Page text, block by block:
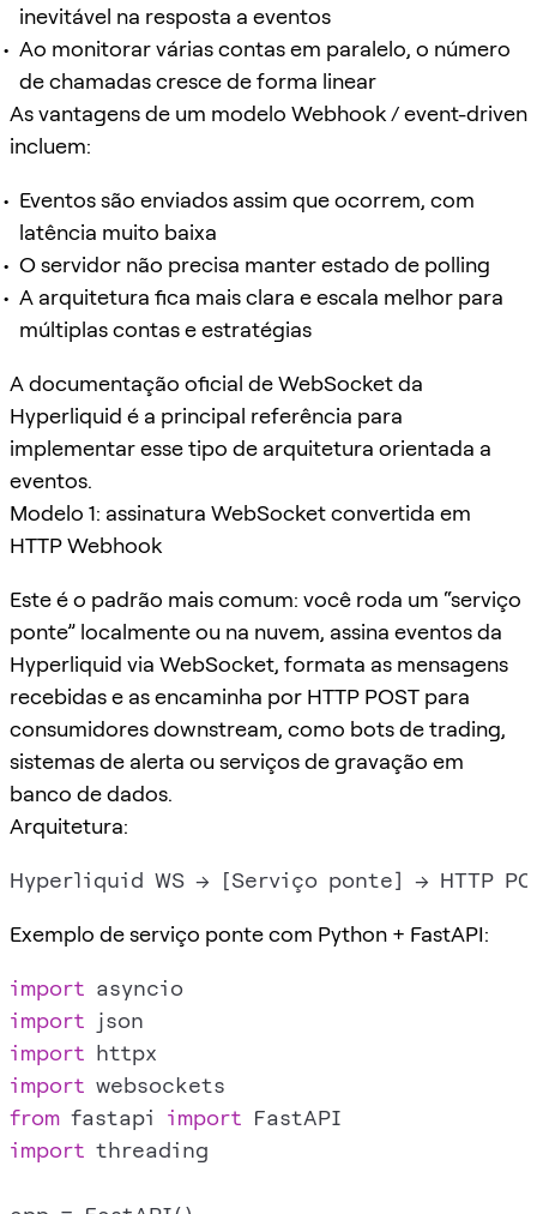
inevitável na resposta a eventos
Ao monitorar várias contas em paralelo, o número
de chamadas cresce de forma linear
As vantagens de um modelo Webhook / event-driven
incluem:
Eventos são enviados assim que ocorrem, com
latência muito baixa
O servidor não precisa manter estado de polling
A arquitetura fica mais clara e escala melhor para
múltiplas contas e estratégias
A documentação oficial de WebSocket da
Hyperliquid é a principal referência para
implementar esse tipo de arquitetura orientada a
eventos.
Modelo 1: assinatura WebSocket convertida em
HTTP Webhook
Este é o padrão mais comum: você roda um “serviço
ponte” localmente ou na nuvem, assina eventos da
Hyperliquid via WebSocket, formata as mensagens
recebidas e as encaminha por HTTP POST para
consumidores downstream, como bots de trading,
sistemas de alerta ou serviços de gravação em
banco de dados.
Arquitetura:
Exemplo de serviço ponte com Python + FastAPI:
import
import
import
import
from fastapi import
import threading